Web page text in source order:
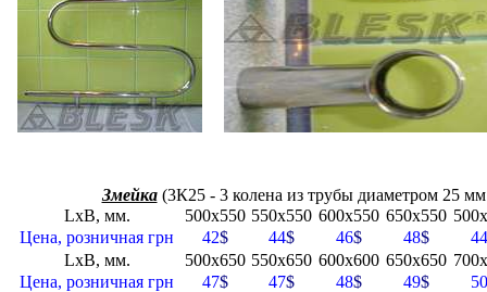
Змейка(3К25 - 3 колена из трубы диаметром 25
LxB, мм.
500x550 550x550 600x550 650x550
Цена, розничная грн
42$ 44$ 46$ 48$
44
LxB, мм.
500x650 550x650 600x600 650x650
Цена, розничная грн
47$ 47$ 48$ 49$ 50